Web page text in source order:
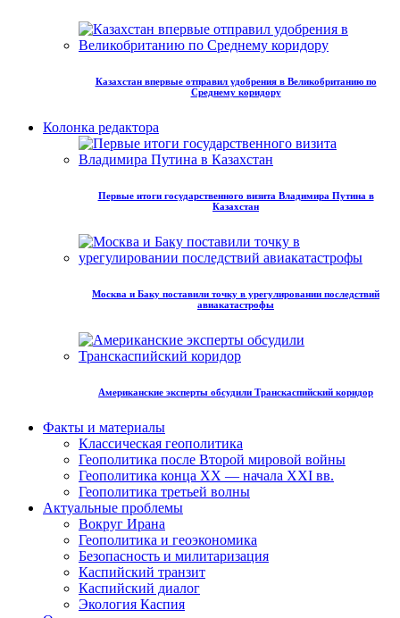
Казахстан впервые отправил удобрения в Великобританию по
Среднему коридору
Колонка редактора
Первые итоги государственного визита Владимира Путина в
Казахстан
Москва и Баку поставили точку в урегулировании последствий
авиакатастрофы
Американские эксперты обсудили Транскаспийский коридор
Факты и материалы
Классическая геополитика
Геополитика после Второй мировой войны
Геополитика конца XX — начала XXI вв.
Геополитика третьей волны
Актуальные проблемы
Вокруг Ирана
Геополитика и геоэкономика
Безопасность и милитаризация
Каспийский транзит
Каспийский диалог
Экология Каспия